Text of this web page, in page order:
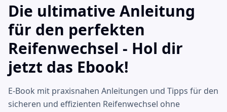
Die ultimative Anleitung
für den perfekten
Reifenwechsel - Hol dir
jetzt das Ebook!
E-Book mit praxisnahen Anleitungen und Tipps für den
sicheren und effizienten Reifenwechsel ohne